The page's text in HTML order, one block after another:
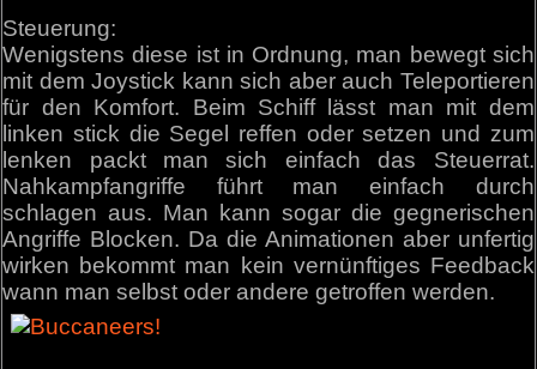
Steuerung:
Wenigstens diese ist in Ordnung, man bewegt sich
mit dem Joystick kann sich aber auch Teleportieren
für den Komfort. Beim Schiff lässt man mit dem
linken stick die Segel reffen oder setzen und zum
lenken packt man sich einfach das Steuerrat.
Nahkampfangriffe führt man einfach durch
schlagen aus. Man kann sogar die gegnerischen
Angriffe Blocken. Da die Animationen aber unfertig
wirken bekommt man kein vernünftiges Feedback
wann man selbst oder andere getroffen werden.